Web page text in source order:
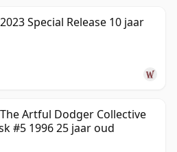
Special Release 10 jaar
Artful Dodger Collective
#5 1996 25 jaar oud